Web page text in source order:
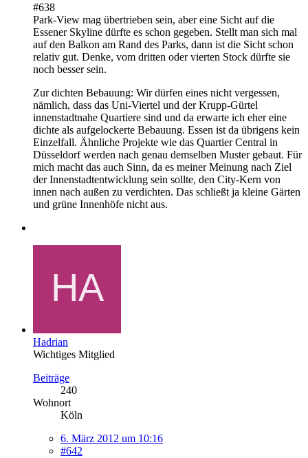
#638
Park-View mag übertrieben sein, aber eine Sicht auf die
Essener Skyline dürfte es schon gegeben. Stellt man sich mal
auf den Balkon am Rand des Parks, dann ist die Sicht schon
relativ gut. Denke, vom dritten oder vierten Stock dürfte sie
noch besser sein.
Zur dichten Bebauung: Wir dürfen eines nicht vergessen,
nämlich, dass das Uni-Viertel und der Krupp-Gürtel
innenstadtnahe Quartiere sind und da erwarte ich eher eine
dichte als aufgelockerte Bebauung. Essen ist da übrigens kein
Einzelfall. Ähnliche Projekte wie das Quartier Central in
Düsseldorf werden nach genau demselben Muster gebaut. Für
mich macht das auch Sinn, da es meiner Meinung nach Ziel
der Innenstadtentwicklung sein sollte, den City-Kern von
innen nach außen zu verdichten. Das schließt ja kleine Gärten
und grüne Innenhöfe nicht aus.
Hadrian
Wichtiges Mitglied
Beiträge
240
Wohnort
Köln
6. März 2012 um 10:16
#642